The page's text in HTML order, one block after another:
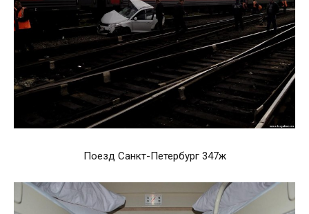
Поезд Санкт-Петербург 347ж